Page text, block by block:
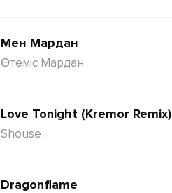
Мен Мардан
Өтеміс Мардан
Love Tonight (Kremor Remix)
Shouse
Dragonflame